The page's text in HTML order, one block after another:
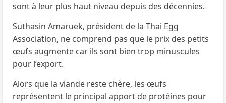
sont à leur plus haut niveau depuis des décennies.
Suthasin Amaruek, président de la Thai Egg
Association, ne comprend pas que le prix des petits
œufs augmente car ils sont bien trop minuscules
pour l’export.
Alors que la viande reste chère, les œufs
représentent le principal apport de protéines pour